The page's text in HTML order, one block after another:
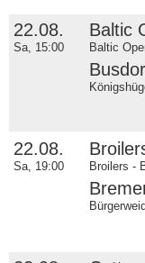
22.08.
Sa, 15:00
Baltic
Baltic
22.08.
Sa, 19:00 Broilers -